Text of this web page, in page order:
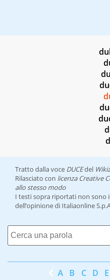
Tratto dalla voce DUCEdel
Rilasciato con licenza Creative
allo stesso modo
I testi sopra riportati non sono
dell’opinione di Italiaonline
A B C D E